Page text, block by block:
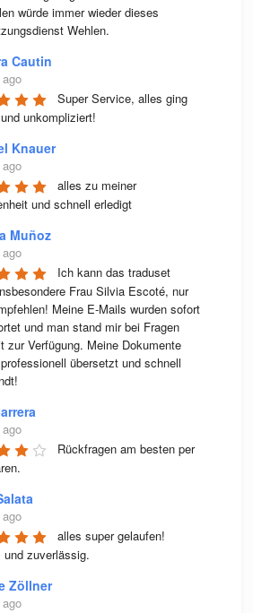
würde immer wieder dieses
Wehlen.
Cautin
Super Service, alles ging
unkompliziert!
Knauer
alles zu meiner
und schnell erledigt
Muñoz
Ich kann das traduset
Frau Silvia Escoté, nur
Meine E-Mails wurden sofort
und man stand mir bei Fragen
zur Verfügung. Meine Dokumente
übersetzt und schnell
Rückfragen am besten per
alles super gelaufen!
und zuverlässig.
Zöllner